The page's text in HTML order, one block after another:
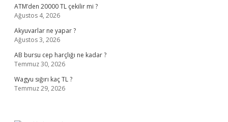
ATM’den 20000 TL çekilir mi ?
Ağustos 4, 2026
Akyuvarlar ne yapar ?
Ağustos 3, 2026
AB bursu cep harçlığı ne kadar ?
Temmuz 30, 2026
Wagyu sığırı kaç TL ?
Temmuz 29, 2026